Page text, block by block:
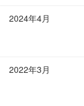
2024年4月
2022年3月